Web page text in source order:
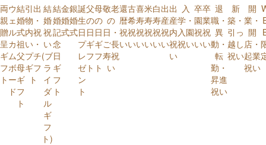
両
親
贈
呈
ギ
フ
ト
ウ
ェ
ル
カ
ム
ボ
ー
ド
結
婚
式
祖
父
母
ギ
フ
ト
引出
物・
内祝
い・
プチ
ギフ
ト
結
婚
祝
い
(ブ
ラ
イ
ダ
ル
ギ
フ
ト)
結
婚
記
念
日
ギ
フ
ト
金
婚
式
銀
婚
式
誕
生
日
プ
レ
ゼ
ン
ト
父
の
日
ギ
フ
ト
母
の
日
ギ
フ
ト
敬老
の
日・
ご長
寿祝
い
還
暦
祝
い
古
希
祝
い
喜
寿
祝
い
米
寿
祝
い
白
寿
祝
い
出
産
祝
い
出
産
内
祝
い
入
学・
入園
祝い
卒
園
祝
い
卒
業
祝
い
退
職・
異
動・
転
勤・
昇進
祝い
新
築・
引っ
越し
祝い
開
業・
開
店・
起業
祝い